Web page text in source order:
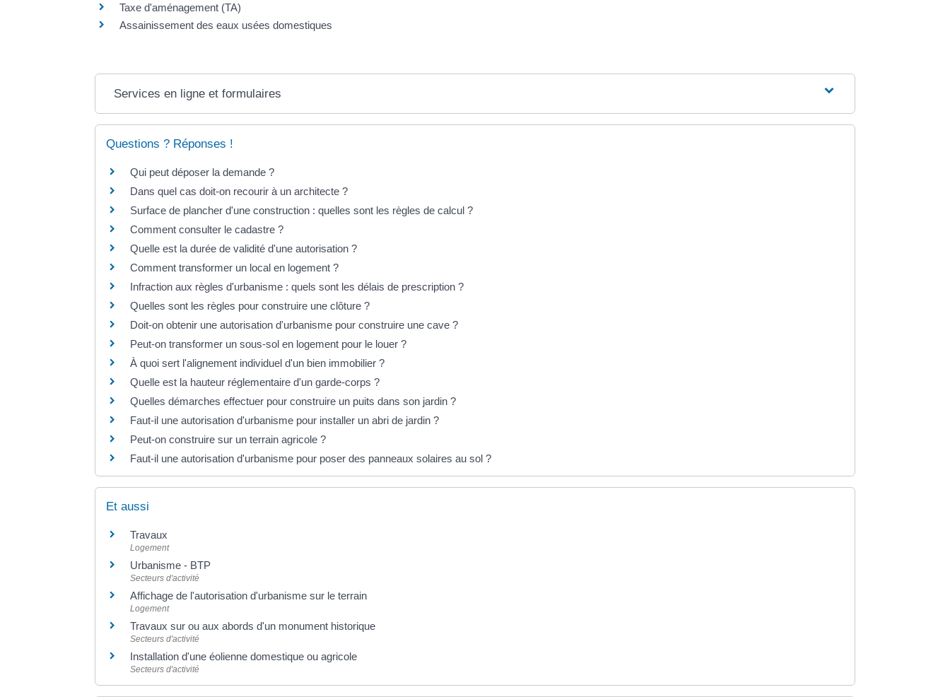
Taxe d'aménagement (TA)
Assainissement des eaux usées domestiques
Services en ligne et formulaires
Questions ? Réponses !
Qui peut déposer la demande ?
Dans quel cas doit-on recourir à un architecte ?
Surface de plancher d'une construction : quelles sont les règles de calcul ?
Comment consulter le cadastre ?
Quelle est la durée de validité d'une autorisation ?
Comment transformer un local en logement ?
Infraction aux règles d'urbanisme : quels sont les délais de prescription ?
Quelles sont les règles pour construire une clôture ?
Doit-on obtenir une autorisation d'urbanisme pour construire une cave ?
Peut-on transformer un sous-sol en logement pour le louer ?
À quoi sert l'alignement individuel d'un bien immobilier ?
Quelle est la hauteur réglementaire d'un garde-corps ?
Quelles démarches effectuer pour construire un puits dans son jardin ?
Faut-il une autorisation d'urbanisme pour installer un abri de jardin ?
Peut-on construire sur un terrain agricole ?
Faut-il une autorisation d'urbanisme pour poser des panneaux solaires au sol ?
Et aussi
Travaux
Logement
Urbanisme - BTP
Secteurs d'activité
Affichage de l'autorisation d'urbanisme sur le terrain
Logement
Travaux sur ou aux abords d'un monument historique
Secteurs d'activité
Installation d'une éolienne domestique ou agricole
Secteurs d'activité